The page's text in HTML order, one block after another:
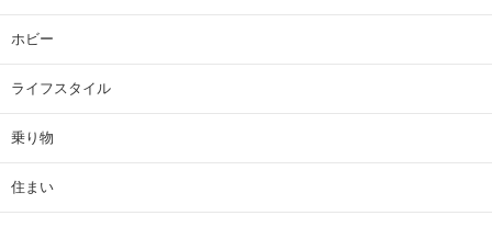
ホビー
ライフスタイル
乗り物
住まい